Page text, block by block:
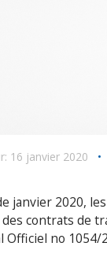
16 janvier 2020 •
janvier 2020,
contrats de
Officiel no 1054/